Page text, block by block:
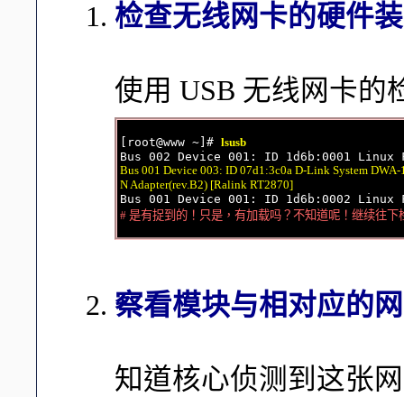
检查无线网卡的硬件
使用 USB 无线网卡的
[root@www ~]# lsusb
Bus 001 Device 003: ID 07d1:3c0a D-Link System
N Adapter(rev.B2) [Ralink RT2870]
# 是有捉到的！只是，有加载吗？不知道呢！继续往下
察看模块与相对应的
知道核心侦测到这张